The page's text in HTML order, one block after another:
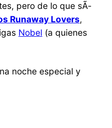
pero de lo que sÃ­
Runaway Lovers,
Nobel (a quienes
noche especial y